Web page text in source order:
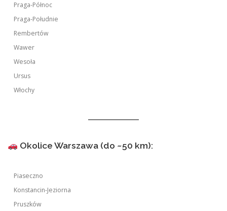
Praga-Północ
Praga-Południe
Rembertów
Wawer
Wesoła
Ursus
Włochy
Okolice Warszawa (do ~50 km):
Piaseczno
Konstancin-Jeziorna
Pruszków